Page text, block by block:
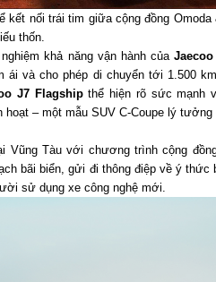
kết nối trái tim giữa cộng đồng
thốn.
khả năng vận hành của
ái và cho phép di chuyển tới 1.500
J7 Flagshipthể hiện rõ sức mạnh
– một mẫu SUV C-Coupe lý tưởng
Vũng Tàu với chương trình cộng
bãi biển, gửi đi thông điệp về ý
sử dụng xe công nghệ mới.